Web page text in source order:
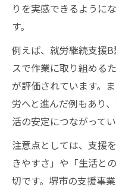
りを実感できるように
す。
例えば、就労継続支援
スで作業に取り組める
が評価されています。
労へと進んだ例もあり
活の安定につながって
注意点としては、支援
きやすさ」や「生活と
切です。堺市の支援事